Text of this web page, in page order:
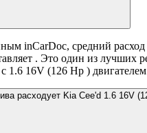
inCarDoc, средний
. Это один из лучших
1.6 16V (126 Hp )
расходует Kia Cee'd 1.6 16V